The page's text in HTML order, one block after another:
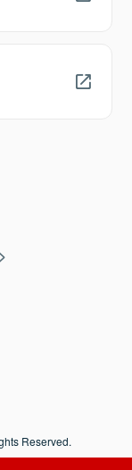
Reserved.